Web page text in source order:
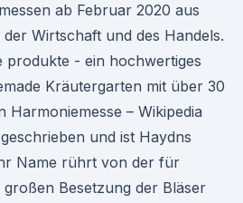
ab Februar 2020 aus
Wirtschaft und des Handels.
produkte - ein hochwertiges
Kräutergarten mit über 30
Harmoniemesse – Wikipedia
und ist Haydns
Name rührt von der für
großen Besetzung der Bläser